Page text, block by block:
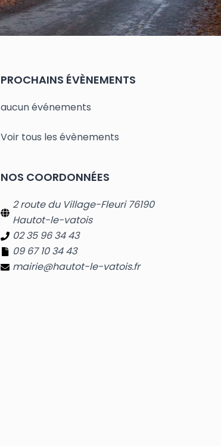
PROCHAINS ÉVÈNEMENTS
aucun événements
Voir tous les évènements
NOS COORDONNÉES
2 route du Village-Fleuri 76190
Hautot-le-vatois
02 35 96 34 43
09 67 10 34 43
mairie@hautot-le-vatois.fr